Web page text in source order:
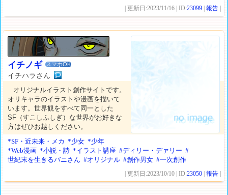
| 更新日:2023/11/16 | ID:23099 |報告
イチノギ スマホOK
イチハラさん
オリジナルイラスト創作サイトです。
オリキャラのイラストや漫画を描いて
います。世界観をすべて同一とした
SF（すこしふしぎ）な世界がお好きな
方はぜひお越しください。
*SF・近未来・メカ *少女 *少年
*Web漫画 *小説・詩 *イラスト講座 #ディリー・デァリー #
世紀末を生きるバニさん #オリジナル #創作男女 #一次創作
| 更新日:2023/10/10 | ID:23050 |報告